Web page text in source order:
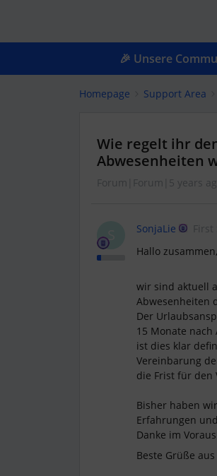
🎉 Unsere
Homepage Support Area
Wie regelt ihr
Abwesenheiten
Forum|Forum|5 years
S SonjaLie
First
Hallo zusammen,
wir sind aktuell
Abwesenheiten
Der
15 Monate
ist dies klar
Vereinbarung
die Frist für den
Bisher haben
Erfahrungen
Danke im
Beste Grüße aus